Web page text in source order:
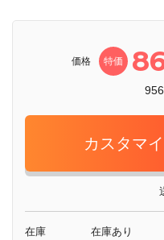
価格 特価
カスタマ
在庫 在庫あり